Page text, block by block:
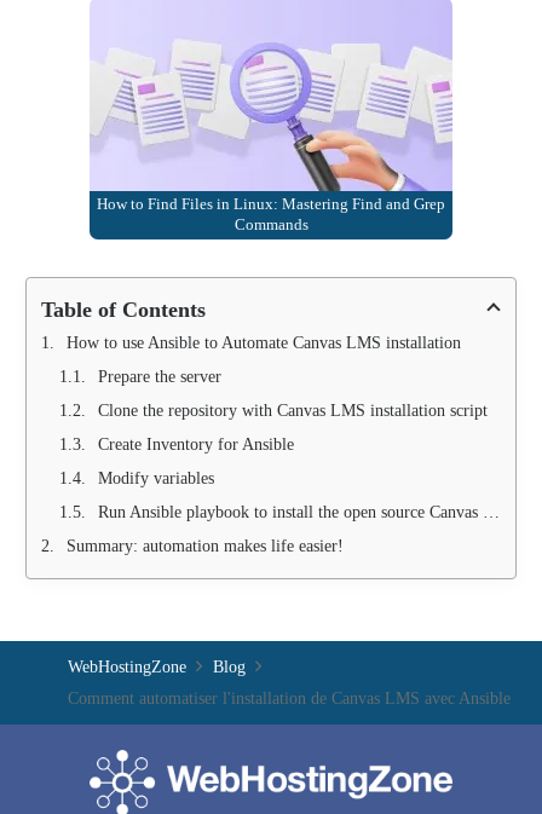
How to Find Files in Linux: Mastering Find and Grep
Commands
Table of Contents
How to use Ansible to Automate Canvas LMS installation
Prepare the server
Clone the repository with Canvas LMS installation script
Create Inventory for Ansible
Modify variables
Run Ansible playbook to install the open source Canvas LMS system
Summary: automation makes life easier!
WebHostingZone
Blog
Comment automatiser l'installation de Canvas LMS avec Ansible